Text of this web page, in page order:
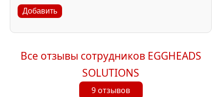
Добавить
Все отзывы сотрудников EGGHEADS
SOLUTIONS
9 отзывов